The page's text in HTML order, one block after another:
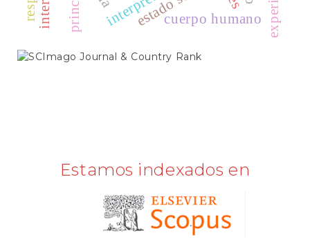
cuerpo humano
SCIMAGO
Estamos indexados en